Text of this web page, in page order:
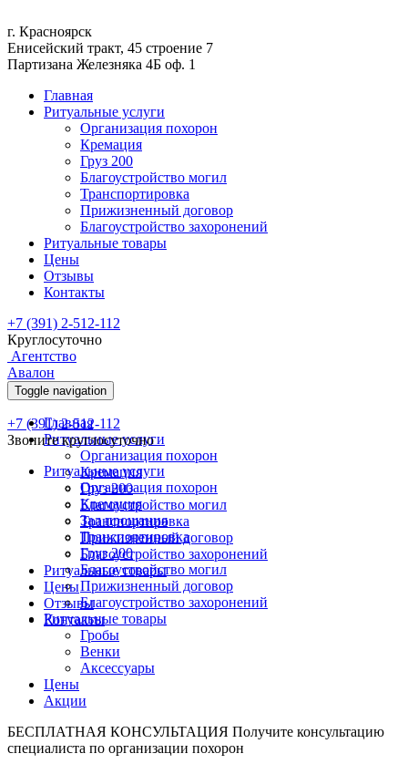
г. Красноярск
Енисейский тракт, 45 строение 7
Партизана Железняка 4Б оф. 1
Главная
Ритуальные услуги
Организация похорон
Кремация
Груз 200
Благоустройство могил
Транспортировка
Прижизненный договор
Благоустройство захоронений
Ритуальные товары
Цены
Отзывы
Контакты
+7 (391) 2-512-112
Круглосуточно
Агентство
Авалон
Toggle navigation
Главная
Ритуальные услуги
Организация похорон
Кремация
Груз 200
Благоустройство могил
Транспортировка
Прижизненный договор
Благоустройство захоронений
Ритуальные товары
Цены
Отзывы
Контакты
+7 (391) 2-512-112
Звоните круглосуточно
Ритуальные услуги
Организация похорон
Кремация
Зал прощания
Транспортировка
Груз 200
Благоустройство могил
Прижизненный договор
Благоустройство захоронений
Ритуальные товары
Гробы
Венки
Аксессуары
Цены
Акции
БЕСПЛАТНАЯ КОНСУЛЬТАЦИЯ Получите консультацию
специалиста по организации похорон